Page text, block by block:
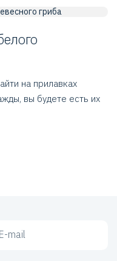
на прилавках
вы будете есть их